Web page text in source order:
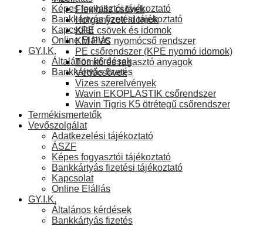
Képes fogyasztói tájékoztató
Bankkártyás fizetési tájékoztató
Kapcsolat
Online Elállás
GY.I.K.
Általános kérdések
Bankkártyás fizetés
Flexibilis csövek
Horganyzott idomok
KPE csövek és idomok
KM PVC nyomócső rendszer
PE csőrendszer (KPE nyomó idomok)
Tömítő és ragasztó anyagok
Védőcsövek
Vizes szerelvények
Wavin EKOPLASTIK csőrendszer
Wavin Tigris K5 ötrétegű csőrendszer
Termékismertetők
Vevőszolgálat
Adatkezelési tájékoztató
ÁSZF
Képes fogyasztói tájékoztató
Bankkártyás fizetési tájékoztató
Kapcsolat
Online Elállás
GY.I.K.
Általános kérdések
Bankkártyás fizetés